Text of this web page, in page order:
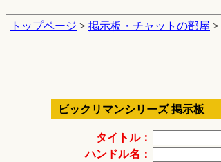
トップページ > 掲示板・チャットの部屋 >
ビックリマンシリーズ 掲示板
タイトル：
ハンドル名：